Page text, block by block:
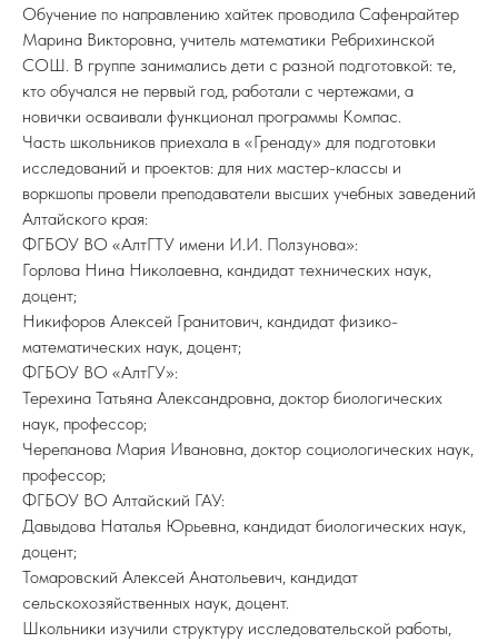
Обучение по направлению хайтек проводила Сафенрайтер
Марина Викторовна, учитель математики Ребрихинской
СОШ. В группе занимались дети с разной подготовкой: те,
кто обучался не первый год, работали с чертежами, а
новички осваивали функционал программы Компас.
Часть школьников приехала в «Гренаду» для подготовки
исследований и проектов: для них мастер-классы и
воркшопы провели преподаватели высших учебных заведений
Алтайского края:
ФГБОУ ВО «АлтГТУ имени И.И. Ползунова»:
Горлова Нина Николаевна, кандидат технических наук,
доцент;
Никифоров Алексей Гранитович, кандидат физико-
математических наук, доцент;
ФГБОУ ВО «АлтГУ»:
Терехина Татьяна Александровна, доктор биологических
наук, профессор;
Черепанова Мария Ивановна, доктор социологических наук,
профессор;
ФГБОУ ВО Алтайский ГАУ:
Давыдова Наталья Юрьевна, кандидат биологических наук,
доцент;
Томаровский Алексей Анатольевич, кандидат
сельскохозяйственных наук, доцент.
Школьники изучили структуру исследовательской работы,